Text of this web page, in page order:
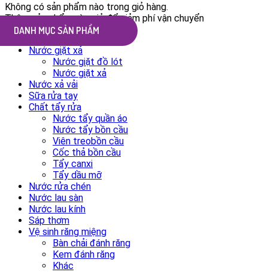
Không có sản phẩm nào trong giỏ hàng.
Thêm sản phẩm vào giỏ để giảm phí vận chuyển
ALL CATEGORIES
Nước giặt xả
Nước giặt đồ lót
Nước giặt xả
Nước xả vải
Sữa rửa tay
Chất tẩy rửa
Nước tẩy quần áo
Nước tẩy bồn cầu
Viên treobồn cầu
Cốc thả bồn cầu
Tẩy canxi
Tẩy dầu mỡ
Nước rửa chén
Nước lau sàn
Nước lau kính
Sáp thơm
Vệ sinh răng miệng
Bàn chải đánh răng
Kem đánh răng
Khác